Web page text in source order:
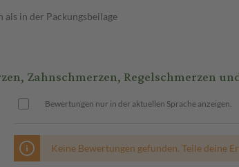
richtet sich nach dem
maximal 600 mg pro Tag
zu dreimal täglich, maximal
als in der Packungsbeilage
Zahnschmerzen, Regelschmerzen
Bewertungen nur in der aktuellen Sprache anzeigen.
Keine Bewertungen gefunden. Teile deine